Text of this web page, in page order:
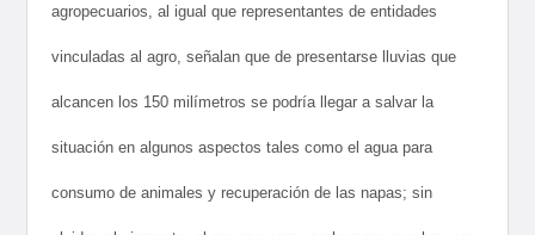
agropecuarios, al igual que representantes de entidades
vinculadas al agro, señalan que de presentarse lluvias que
alcancen los 150 milímetros se podría llegar a salvar la
situación en algunos aspectos tales como el agua para
consumo de animales y recuperación de las napas; sin